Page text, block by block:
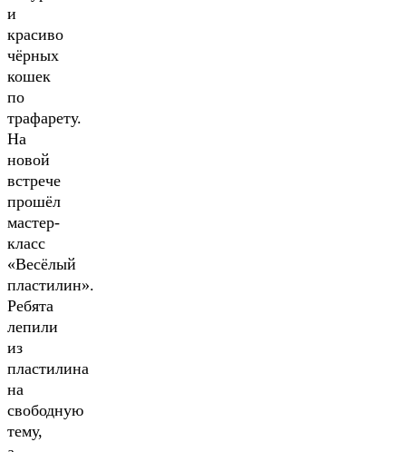
и
красиво
чёрных
кошек
по
трафарету.
На
новой
встрече
прошёл
мастер-
класс
«Весёлый
пластилин».
Ребята
лепили
из
пластилина
на
свободную
тему,